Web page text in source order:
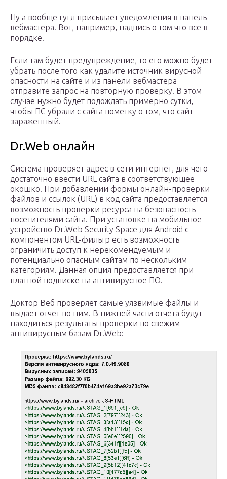
Ну а вообще гугл присылает уведомления в панель
вебмастера. Вот, например, надпись о том что все в
порядке.
Если там будет предупреждение, то его можно будет
убрать после того как удалите источник вирусной
опасности на сайте и из панели вебмастера
отправите запрос на повторную проверку. В этом
случае нужно будет подождать примерно сутки,
чтобы ПС убрали с сайта пометку о том, что сайт
зараженный.
Dr.Web онлайн
Система проверяет адрес в сети интернет, для чего
достаточно ввести URL сайта в соответствующее
окошко. При добавлении формы онлайн-проверки
файлов и ссылок (URL) в код сайта предоставляется
возможность проверки ресурса на безопасность
посетителями сайта. При установке на мобильное
устройство Dr.Web Security Space для Android с
компонентом URL-фильтр есть возможность
ограничить доступ к нерекомендуемым и
потенциально опасным сайтам по нескольким
категориям. Данная опция предоставляется при
платной подписке на антивирусное ПО.
Доктор Веб проверяет самые уязвимые файлы и
выдает отчет по ним. В нижней части отчета будут
находиться результаты проверки по свежим
антивирусным базам Dr.Web: